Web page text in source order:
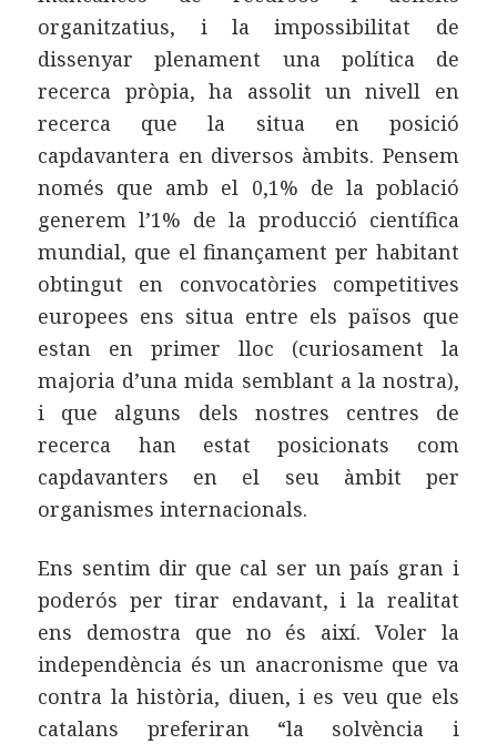
organitzatius, i la impossibilitat de
dissenyar plenament una política de
recerca pròpia, ha assolit un nivell en
recerca que la situa en posició
capdavantera en diversos àmbits. Pensem
només que amb el 0,1% de la població
generem l’1% de la producció científica
mundial, que el finançament per habitant
obtingut en convocatòries competitives
europees ens situa entre els països que
estan en primer lloc (curiosament la
majoria d’una mida semblant a la nostra),
i que alguns dels nostres centres de
recerca han estat posicionats com
capdavanters en el seu àmbit per
organismes internacionals.
Ens sentim dir que cal ser un país gran i
poderós per tirar endavant, i la realitat
ens demostra que no és així. Voler la
independència és un anacronisme que va
contra la història, diuen, i es veu que els
catalans preferiran “la solvència i